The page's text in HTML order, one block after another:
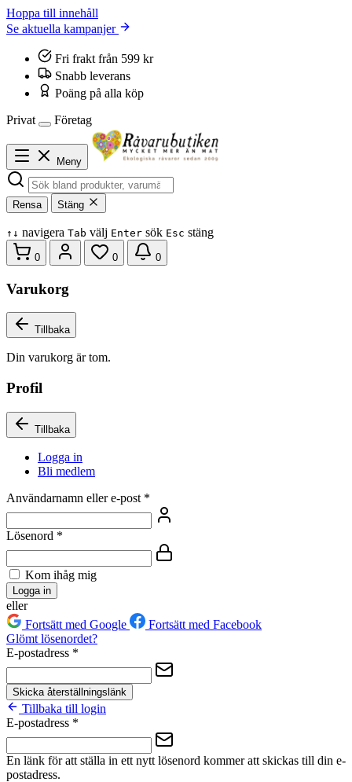
Hoppa till innehåll
Se aktuella kampanjer
Fri frakt från 599 kr
Snabb leverans
Poäng på alla köp
Privat
Företag
Meny
Rensa Stäng
↑ ↓ navigera Tab välj Enter sök Esc stäng
0 0 0
Varukorg
Tillbaka
Din varukorg är tom.
Profil
Tillbaka
Logga in
Bli medlem
Användarnamn eller e-post *
Lösenord *
Kom ihåg mig
Logga in
eller
Fortsätt med Google
Fortsätt med Facebook
Glömt lösenordet?
E-postadress *
Skicka återställningslänk
Tillbaka till login
E-postadress *
En länk för att ställa in ett nytt lösenord kommer att skickas till din e-
postadress.